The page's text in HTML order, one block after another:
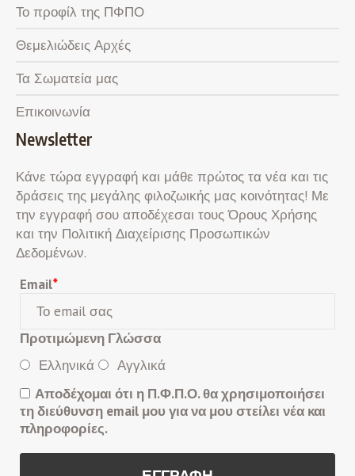
Το προφίλ της ΠΦΠΟ
Θεμελιώδεις Αρχές
Τα Σωματεία μας
Επικοινωνία
Newsletter
Κάνε τώρα εγγραφή και μάθε πρώτος τα νέα και τις
δράσεις της μεγάλης φιλοζωικής μας κοινότητας! Με
την εγγραφή σου αποδέχεσαι τους Όρους Χρήσης
και την Πολιτική Διαχείρισης Προσωπικών
Δεδομένων.
Email*
Προτιμώμενη Γλώσσα
Ελληνικά
Αγγλικά
Αποδέχομαι ότι η Π.Φ.Π.Ο. θα χρησιμοποιήσει
τη διεύθυνση email μου για να μου στείλει νέα και
πληροφορίες.